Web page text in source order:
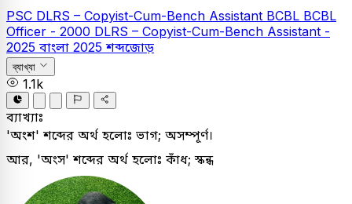
PSC DLRS – Copyist-Cum-Bench Assistant BCBL BCBL
Officer - 2000 DLRS – Copyist-Cum-Bench Assistant -
2025 বাংলা 2025শব্দজোড়
ব্যাখ্যা
1.1k
ব্যাখ্যাঃ
'অংশ' শব্দের অর্থ হলোঃ ভাগ; অসম্পূর্ণ।
আর, 'অংস' শব্দের অর্থ হলোঃ কাঁধ; স্কন্ধ